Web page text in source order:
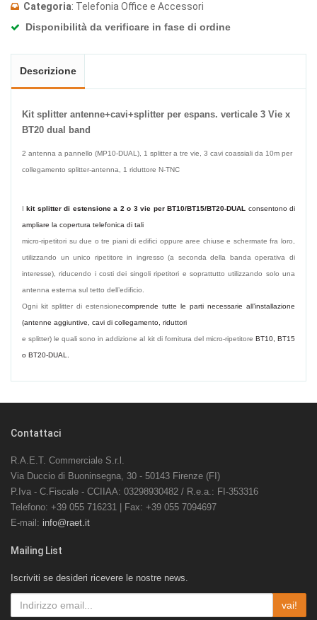
Categoria: Telefonia Office e Accessori
Disponibilità da verificare in fase di ordine
Descrizione
Kit splitter antenne+cavi+splitter per espans. verticale 3 Vie x
BT20 dual band
2 antenna a pannello (MP10-DUAL), 1 splitter a tre vie, 3 cavi coassiali da 10m per
collegamento splitter-antenna, 1 riduttore N-TNC
Ikit splitter di estensione a 2 o 3 vie per BT10/BT15/BT20-DUAL consentono di
ampliare la copertura telefonica di tali
micro-ripetitori su due o tre piani di edifici oppure aree chiuse e schermate fra loro,
utilizzando un unico ripetitore in ingresso (a secondadella banda operativa di
interesse), riducendo i costi dei singoli ripetitori e soprattutto utilizzando solo una
antenna esterna sul tetto dell’edificio.
Ogni kit splitter di estensionecomprende tutte le parti necessarie all’installazione
(antenne aggiuntive, cavi di collegamento, riduttori
e splitter) le quali sono in addizione al kit di fornitura del micro-ripetitore BT10, BT15
o BT20-DUAL.
Contattaci
R.A.E.T. Commerciale S.r.l.
Via Duccio di Buoninsegna, 30 - 50143 Firenze (FI)
P.Iva - C.Fiscale - CCIIAA: 03298930482 / R.e.a.: FI-353316
Telefono: +39 055 716231 | Fax: +39 055 7094697
E-mail: info@raet.it
Mailing List
Iscriviti se desideri ricevere le nostre news.
vai!